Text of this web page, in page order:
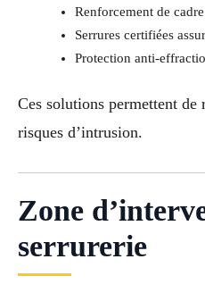
Renforcement de cadre
Serrures certifiées
Protection anti-
Ces solutions permettent de
risques d’intrusion.
Zone
serrurerie